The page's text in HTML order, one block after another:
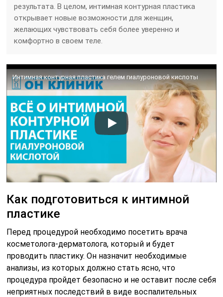
результата. В целом, интимная контурная пластика
открывает новые возможности для женщин,
желающих чувствовать себя более уверенно и
комфортно в своем теле.
Интимная контурная пластика гелем гиалуроновой кислоты
Как подготовиться к интимной
пластике
Перед процедурой необходимо посетить врача
косметолога-дерматолога, который и будет
проводить пластику. Он назначит необходимые
анализы, из которых должно стать ясно, что
процедура пройдет безопасно и не оставит после себя
неприятных последствий в виде воспалительных